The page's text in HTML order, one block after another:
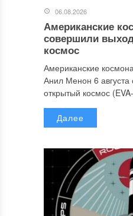
06.08.2026
Американские
совершили
космос
Американские
Анил Менон 6
открытый космос
Далее